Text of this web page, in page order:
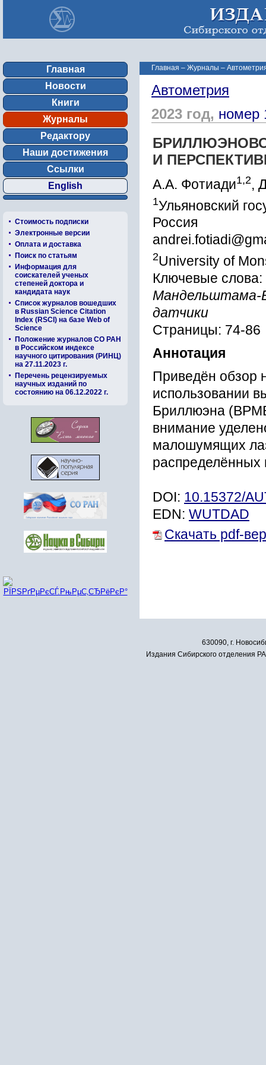
Главная
Новости
Книги
Журналы
Редактору
Наши достижения
Ссылки
English
Стоимость подписки
Электронные версии
Оплата и доставка
Поиск по статьям
Информация для
соискателей ученых
степеней доктора и
кандидата наук
Список журналов вошедших
в Russian Science Citation
Index (RSCI) на базе Web of
Science
Положение журналов СО РАН
в Российском индексе
научного цитирования (РИНЦ)
на 27.11.2023 г.
Перечень рецензируемых
научных изданий по
состоянию на 06.12.2022 г.
Главная – Журналы –
Автометрия
2023 год, номер
И
А.А. Фотиади1,2,
1Ульяновский
Россия
2University of
Ключевые слова:
Мандельштама-
датчики
Страницы: 74-86
Аннотация
Приведён обзор
использовании
Бриллюэна
внимание
малошумящих
распределённых
DOI: 10.15372/
EDN: WUTDAD
Скачать pdf-
630090, г.
Издания Сибирского отделения